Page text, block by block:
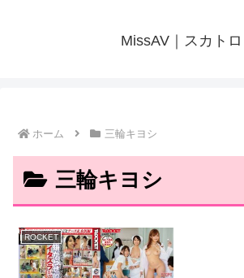
MissAV｜スカトロ
ホーム 三輪キヨシ
三輪キヨシ
ROCKET